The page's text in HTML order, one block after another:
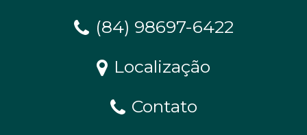
(84) 98697-6422
Localização
Contato